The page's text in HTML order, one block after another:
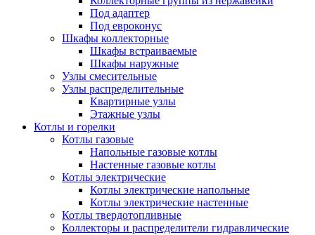
Под адаптер
Под евроконус
Шкафы коллекторные
Шкафы встраиваемые
Шкафы наружные
Узлы смесительные
Узлы распределительные
Квартирные узлы
Этажные узлы
Котлы и горелки
Котлы газовые
Напольные газовые котлы
Настенные газовые котлы
Котлы электрические
Котлы электрические напольные
Котлы электрические настенные
Котлы твердотопливные
Коллекторы и распределители гидравлические